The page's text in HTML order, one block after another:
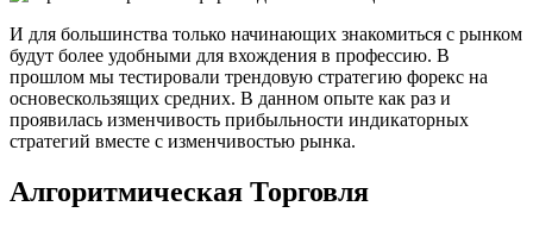
И для большинства только начинающих знакомиться с рынком
будут более удобными для вхождения в профессию. В
прошлом мы тестировали трендовую стратегию форекс на
основескользящих средних. В данном опыте как раз и
проявилась изменчивость прибыльности индикаторных
стратегий вместе с изменчивостью рынка.
Алгоритмическая Торговля